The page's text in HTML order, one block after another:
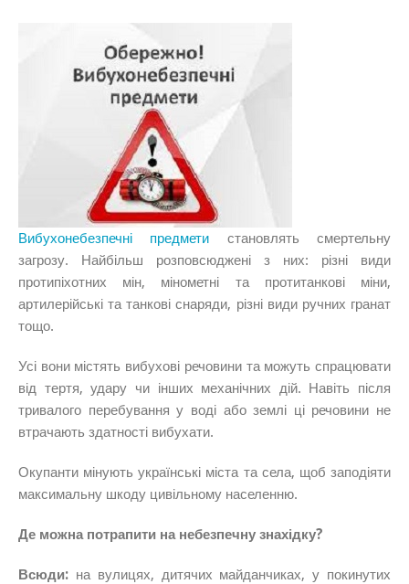
Вибухонебезпечні предмети становлять смертельну
загрозу. Найбільш розповсюджені
з них: різні види
протипіхотних мін, мінометні та протитанкові міни,
артилерійські та танкові снаряди, різні види ручних гранат
тощо.
Усі вони містять вибухові речовини та можуть спрацювати
від тертя, удару чи інших механічних дій. Навіть після
тривалого перебування у воді або землі ці речовини не
втрачають здатності вибухати.
Окупанти мінують українські міста та села, щоб заподіяти
максимальну шкоду цивільному населенню.
Де можна потрапити на небезпечну знахідку?
Всюди: на вулицях, дитячих майданчиках, у покинутих